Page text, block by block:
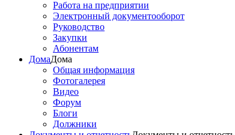
Работа на предприятии
Электронный документооборот
Руководство
Закупки
Абонентам
ДомаДома
Общая информация
Фотогалерея
Видео
Форум
Блоги
Должники